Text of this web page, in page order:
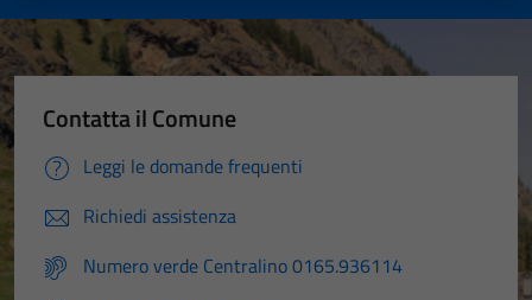
Contatta il Comune
Leggi le domande frequenti
Richiedi assistenza
Numero verde Centralino 0165.936114